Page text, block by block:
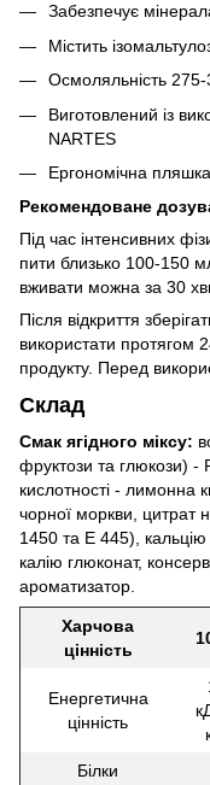
Забезпечує
Містить
Осмоляльність
Виготовлений із
NARTES
Ергономічна
Рекомендоване
Під час інтенсивних
пити близько 100-150
вживати можна за 30
Після відкриття
використати протягом
продукту. Перед
Склад
Смак ягідного міксу:
фруктози та глюкози) -
кислотності - лимонна
чорної моркви, цитрат
1450 та Е 445), кальцію
калію глюконат,
ароматизатор.
Харчова
цінність
Енергетична
цінність
Білки